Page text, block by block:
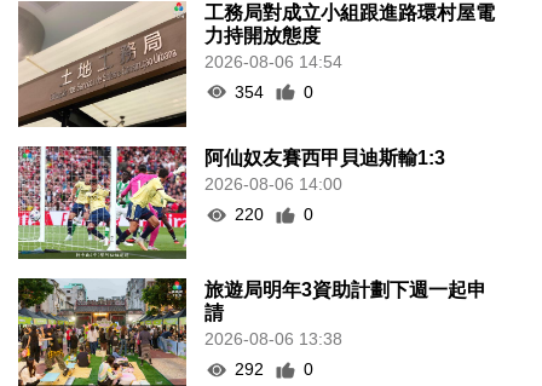
工務局對成立小組跟進路環村屋電
力持開放態度
2026-08-06 14:54
354
0
阿仙奴友賽西甲貝迪斯輸1:3
2026-08-06 14:00
220
0
旅遊局明年3資助計劃下週一起申
請
2026-08-06 13:38
292
0